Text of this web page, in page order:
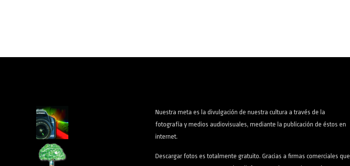
Nuestra meta es la divulgación de nuestra cultura a través de la
fotografía y medios audiovisuales, mediante la publicación de éstos en
internet.
Descargar fotos es totalmente gratuito. Gracias a firmas comerciales que